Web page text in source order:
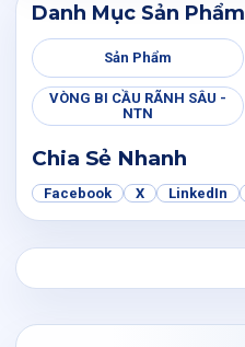
Danh Mục Sản Phẩm
Sản Phẩm
VÒNG BI CẦU RÃNH SÂU -
NTN
Chia Sẻ Nhanh
Facebook X LinkedIn